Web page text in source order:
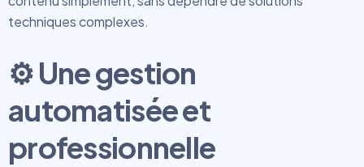
techniques complexes.
⚙️ Une gestion
automatisée et
professionnelle